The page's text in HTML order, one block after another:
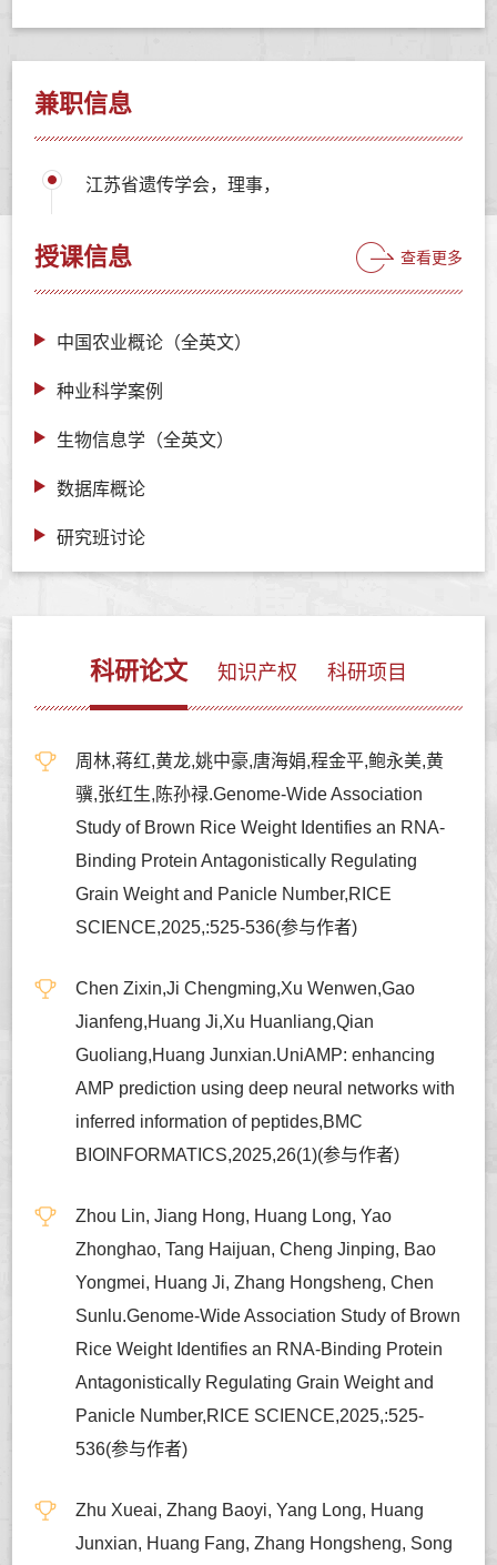
兼职信息
江苏省遗传学会，理事，
授课信息 查看更多
中国农业概论（全英文）
种业科学案例
生物信息学（全英文）
数据库概论
研究班讨论
科研论文 知识产权 科研项目
周林,蒋红,黄龙,姚中豪,唐海娟,程金平,鲍永美,黄
骥,张红生,陈孙禄.Genome-Wide Association
Study of Brown Rice Weight Identifies an RNA-
Binding Protein Antagonistically Regulating
Grain Weight and Panicle Number,RICE
SCIENCE,2025,:525-536(参与作者)
Chen Zixin,Ji Chengming,Xu Wenwen,Gao
Jianfeng,Huang Ji,Xu Huanliang,Qian
Guoliang,Huang Junxian.UniAMP: enhancing
AMP prediction using deep neural networks with
inferred information of peptides,BMC
BIOINFORMATICS,2025,26(1)(参与作者)
Zhou Lin, Jiang Hong, Huang Long, Yao
Zhonghao, Tang Haijuan, Cheng Jinping, Bao
Yongmei, Huang Ji, Zhang Hongsheng, Chen
Sunlu.Genome-Wide Association Study of Brown
Rice Weight Identifies an RNA-Binding Protein
Antagonistically Regulating Grain Weight and
Panicle Number,RICE SCIENCE,2025,:525-
536(参与作者)
Zhu Xueai, Zhang Baoyi, Yang Long, Huang
Junxian, Huang Fang, Zhang Hongsheng, Song